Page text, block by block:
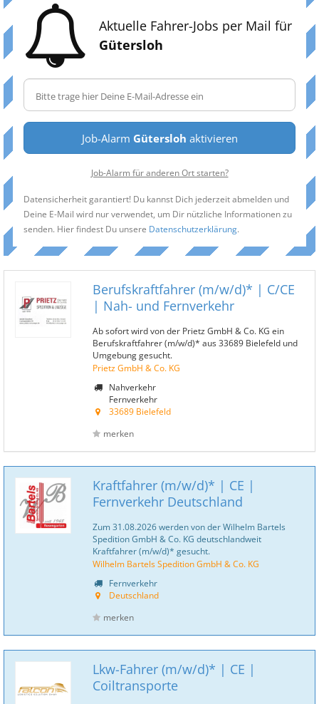
Aktuelle Fahrer-Jobs per Mail für
Gütersloh
Job-Alarm Gütersloh aktivieren
Job-Alarm für anderen Ort starten?
Datensicherheit garantiert! Du kannst Dich jederzeit abmelden und
Deine E-Mail wird nur verwendet, um Dir nützliche Informationen zu
senden. Hier findest Du unsere Datenschutzerklärung.
Berufskraftfahrer (m/w/d)* | C/CE
| Nah- und Fernverkehr
Ab sofort wird von der Prietz GmbH & Co. KG ein
Berufskraftfahrer (m/w/d)* aus 33689 Bielefeld und
Umgebung gesucht.
Prietz GmbH & Co. KG
Nahverkehr
Fernverkehr
33689 Bielefeld
merken
Kraftfahrer (m/w/d)* | CE |
Fernverkehr Deutschland
Zum 31.08.2026 werden von der Wilhelm Bartels
Spedition GmbH & Co. KG deutschlandweit
Kraftfahrer (m/w/d)* gesucht.
Wilhelm Bartels Spedition GmbH & Co. KG
Fernverkehr
Deutschland
merken
Lkw-Fahrer (m/w/d)* | CE |
Coiltransporte